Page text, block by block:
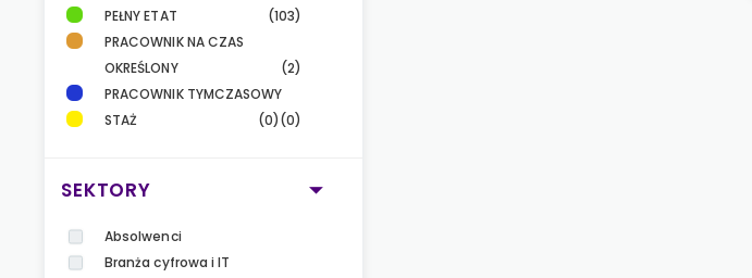
PEŁNY ETAT
(103)
PRACOWNIK NA CZAS
OKREŚLONY
(2)
PRACOWNIK TYMCZASOWY
(0)
STAŻ (0)
SEKTORY
Absolwenci
Branża cyfrowa i IT